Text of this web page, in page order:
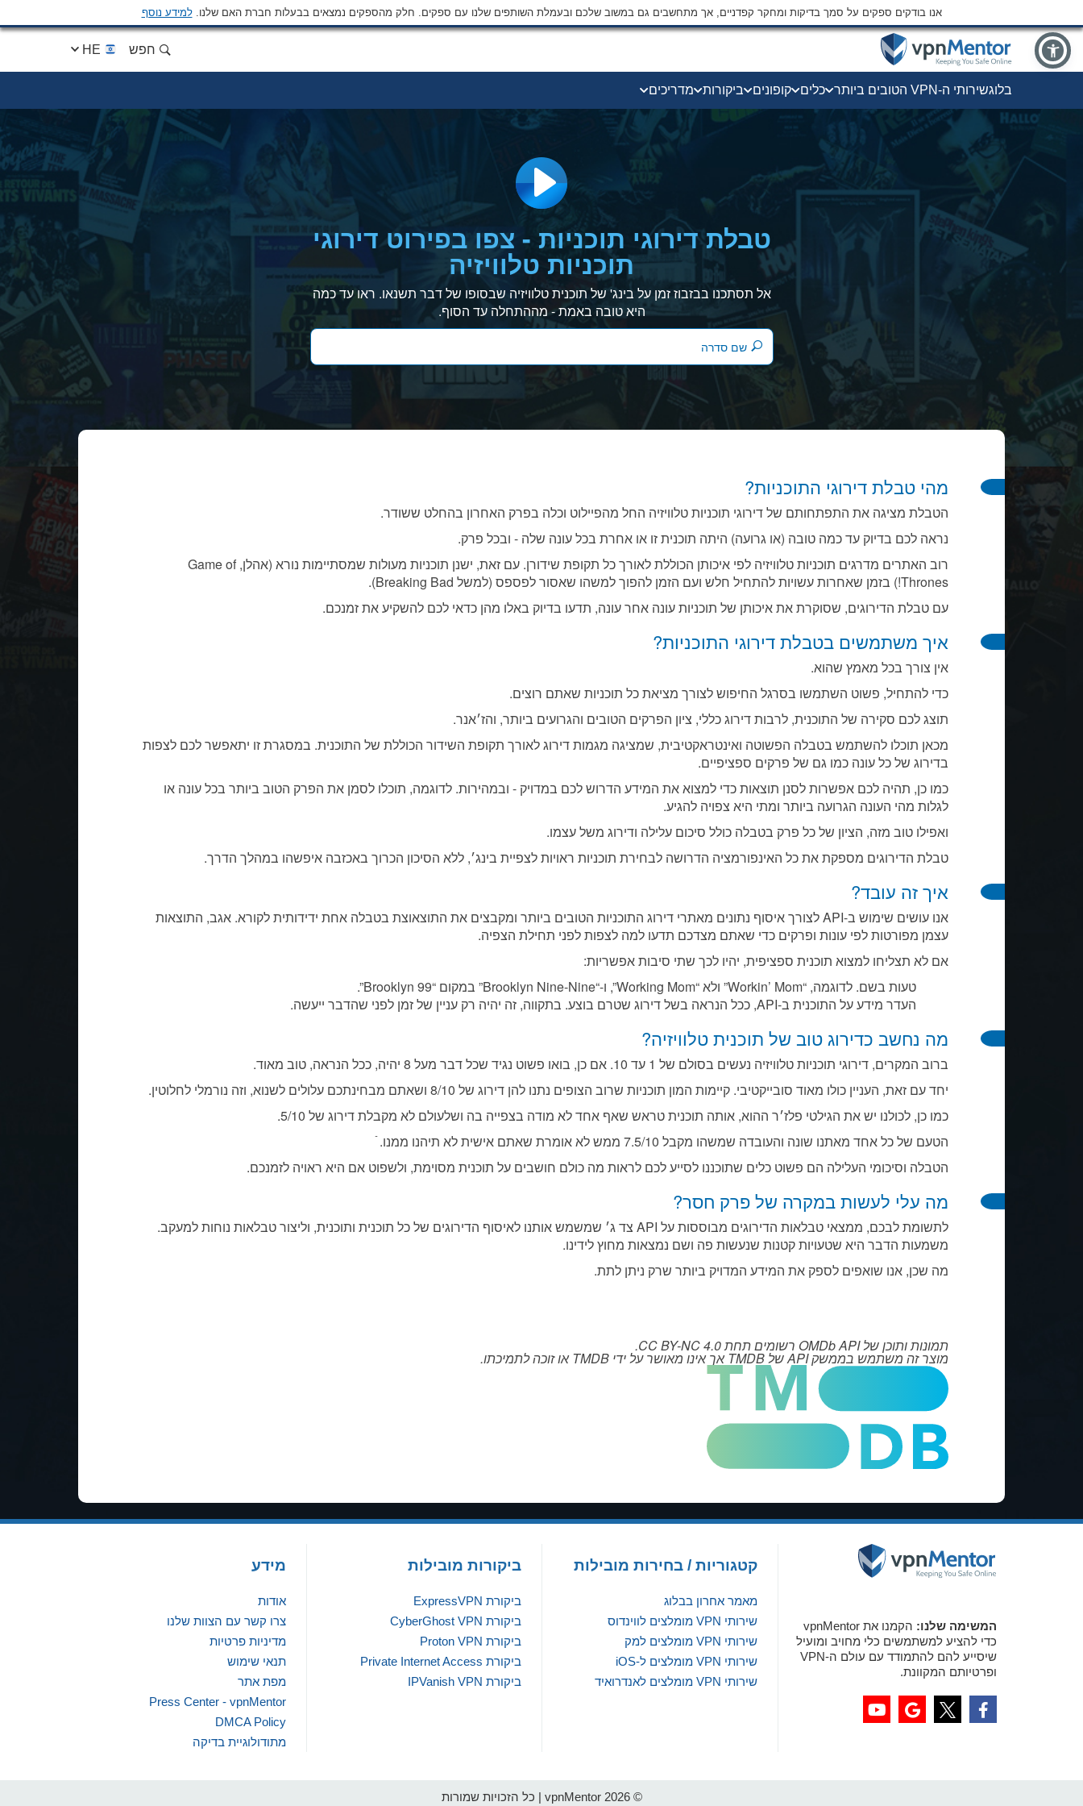
אנו בודקים ספקים על סמך בדיקות ומחקר קפדניים, אך מתחשבים גם במשוב שלכם ובעמלת השותפים שלנו עם ספקים. חלק מהספקים נמצאים בבעלות חברת האם שלנו.למידע נוסף
חפש
בלוגשירותי ה-VPN הטובים ביותר כלים קופונים ביקורות מדריכים
טבלת דירוגי תוכניות - צפו בפירוט דירוגי
תוכניות טלוויזיה
אל תסתכנו בבזבוז זמן על בינג' של תוכנית טלוויזיה שבסופו של דבר תשנאו. ראו עד כמה
היא טובה באמת - מההתחלה עד הסוף.
מהי טבלת דירוגי התוכניות?
הטבלת מציגה את התפתחותם של דירוגי תוכניות טלוויזיה החל מהפיילוט וכלה בפרק האחרון בהחלט ששודר.
נראה לכם בדיוק עד כמה טובה (או גרועה) היתה תוכנית זו או אחרת בכל עונה שלה - ובכל פרק.
רוב האתרים מדרגים תוכניות טלוויזיה לפי איכותן הכוללת לאורך כל תקופת שידורן. עם זאת, ישנן תוכניות מעולות שמסתיימות נורא (אהלן, Game of
Thrones!) בזמן שאחרות עשויות להתחיל חלש ועם הזמן להפוך למשהו שאסור לפספס (למשל Breaking Bad).
עם טבלת הדירוגים, שסוקרת את איכותן של תוכניות עונה אחר עונה, תדעו בדיוק באלו מהן כדאי לכם להשקיע את זמנכם.
איך משתמשים בטבלת דירוגי התוכניות?
אין צורך בכל מאמץ שהוא.
כדי להתחיל, פשוט השתמשו בסרגל החיפוש לצורך מציאת כל תוכניות שאתם רוצים.
תוצג לכם סקירה של התוכנית, לרבות דירוג כללי, ציון הפרקים הטובים והגרועים ביותר, והז׳אנר.
מכאן תוכלו להשתמש בטבלה הפשוטה ואינטראקטיבית, שמציגה מגמות דירוג לאורך תקופת השידור הכוללת של התוכנית. במסגרת זו יתאפשר לכם לצפות
בדירוג של כל עונה כמו גם של פרקים ספציפיים.
כמו כן, תהיה לכם אפשרות לסנן תוצאות כדי למצוא את המידע הדרוש לכם במדויק - ובמהירות. לדוגמה, תוכלו לסמן את הפרק הטוב ביותר בכל עונה או
לגלות מהי העונה הגרועה ביותר ומתי היא צפויה להגיע.
ואפילו טוב מזה, הציון של כל פרק בטבלה כולל סיכום עלילה ודירוג משל עצמו.
טבלת הדירוגים מספקת את כל האינפורמציה הדרושה לבחירת תוכניות ראויות לצפיית בינג׳, ללא הסיכון הכרוך באכזבה איפשהו במהלך הדרך.
איך זה עובד?
אנו עושים שימוש ב-API לצורך איסוף נתונים מאתרי דירוג התוכניות הטובים ביותר ומקבצים את התוצאוצת בטבלה אחת ידידותית לקורא. אגב, התוצאות
עצמן מפורטות לפי עונות ופרקים כדי שאתם מצדכם תדעו למה לצפות לפני תחילת הצפיה.
אם לא תצליחו למצוא תוכנית ספציפית, יהיו לכך שתי סיבות אפשריות:
טעות בשם. לדוגמה, “Workin’ Mom” ולא “Working Mom”, ו-“Brooklyn Nine-Nine” במקום “Brooklyn 99”.
העדר מידע על התוכנית ב-API, ככל הנראה בשל דירוג שטרם בוצע. בתקווה, זה יהיה רק עניין של זמן לפני שהדבר ייעשה.
מה נחשב כדירוג טוב של תוכנית טלוויזיה?
ברוב המקרים, דירוגי תוכניות טלוויזיה נעשים בסולם של 1 עד 10. אם כן, בואו פשוט נגיד שכל דבר מעל 8 יהיה, ככל הנראה, טוב מאוד.
יחד עם זאת, העניין כולו מאוד סובייקטיבי. קיימות המון תוכניות שרוב הצופים נתנו להן דירוג של 8/10 ושאתם מבחינתכם עלולים לשנוא, וזה נורמלי לחלוטין.
כמו כן, לכולנו יש את הגילטי פלז׳ר ההוא, אותה תוכנית טראש שאף אחד לא מודה בצפייה בה ושלעולם לא מקבלת דירוג של 5/10.
הטעם של כל אחד מאתנו שונה והעובדה שמשהו מקבל 7.5/10 ממש לא אומרת שאתם אישית לא תיהנו ממנו. ֿ
הטבלה וסיכומי העלילה הם פשוט כלים שתוכננו לסייע לכם לראות מה כולם חושבים על תוכנית מסוימת, ולשפוט אם היא ראויה לזמנכם.
מה עלי לעשות במקרה של פרק חסר?
לתשומת לבכם, ממצאי טבלאות הדירוגים מבוססות על API צד ג׳ שמשמש אותנו לאיסוף הדירוגים של כל תוכנית ותוכנית, וליצור טבלאות נוחות למעקב.
משמעות הדבר היא שטעויות קטנות שנעשות פה ושם נמצאות מחוץ לידינו.
מה שכן, אנו שואפים לספק את המידע המדויק ביותר שרק ניתן לתת.
תמונות ותוכן של OMDb API רשומים תחת CC BY-NC 4.0.
מוצר זה משתמש בממשק API של TMDB אך אינו מאושר על ידי TMDB או זוכה לתמיכתו.
המשימה שלנו:
הקמנו את vpnMentor
כדי להציע למשתמשים כלי מחויב ומועיל
שיסייע להם להתמודד עם עולם ה-VPN
ופרטיותם המקוונת.
קטגוריות / בחירות מובילות
מאמר אחרון בבלוג
שירותי VPN מומלצים לווינדוס
שירותי VPN מומלצים למק
שירותי VPN מומלצים ל-iOS
שירותי VPN מומלצים לאנדרואיד
ביקורות מובילות
ביקורת ExpressVPN
ביקורת CyberGhost VPN
ביקורת Proton VPN
ביקורת Private Internet Access
ביקורת IPVanish VPN
מידע
אודות
צרו קשר עם הצוות שלנו
מדיניות פרטיות
תנאי שימוש
מפת אתר
Press Center - vpnMentor
DMCA Policy
מתודולוגיית בדיקה
© 2026 vpnMentor | כל הזכויות שמורות